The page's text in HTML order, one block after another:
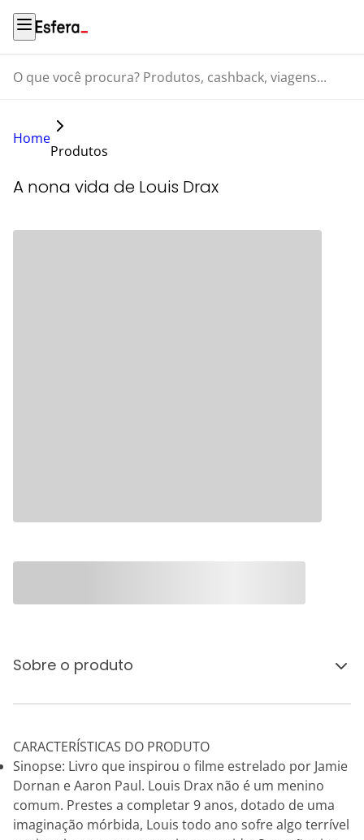
O que você procura? Produtos, cashback, viagens...
Home
Produtos
A nona vida de Louis Drax
Sobre o produto
CARACTERÍSTICAS DO PRODUTO
Sinopse: Livro que inspirou o filme estrelado por Jamie
Dornan e Aaron Paul. Louis Drax não é um menino
comum. Prestes a completar 9 anos, dotado de uma
imaginação mórbida, Louis todo ano sofre algo terrível